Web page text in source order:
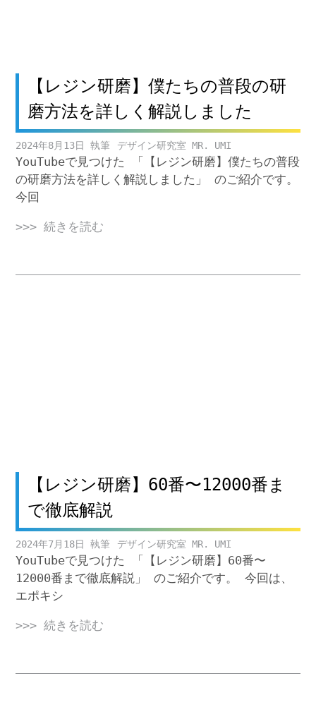
【レジン研磨】僕たちの普段の研
磨方法を詳しく解説しました
2024年8月13日 デザイン研究室 MR. UMI
YouTubeで見つけた 「【レジン研磨】僕たちの普段
の研磨方法を詳しく解説しました」 のご紹介です。
今回
>>> 続きを読む
【レジン研磨】60番〜12000番ま
で徹底解説
2024年7月18日 デザイン研究室 MR. UMI
YouTubeで見つけた 「【レジン研磨】60番〜
12000番まで徹底解説」 のご紹介です。 今回は、
エポキシ
>>> 続きを読む